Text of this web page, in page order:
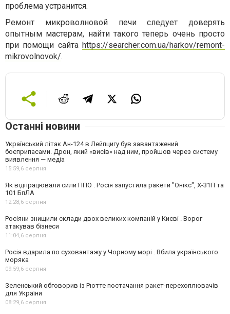
проблема устранится.
Ремонт микроволновой печи следует доверять
опытным мастерам, найти такого теперь очень просто
при помощи сайта https://searcher.com.ua/harkov/remont-
mikrovolnovok/.
Останні новини
Український літак Ан-124 в Лейпцигу був завантажений
боєприпасами. Дрон, який «висів» над ним, пройшов через систему
виявлення — медіа
15:59,6 серпня
Як відпрацювали сили ППО . Росія запустила ракети "Онікс", Х-31П та
101 БпЛА
12:28,6 серпня
Росіяни знищили склади двох великих компаній у Києві . Ворог
атакував бізнеси
11:04,6 серпня
Росія вдарила по суховантажу у Чорному морі . Вбила українського
моряка
09:59,6 серпня
Зеленський обговорив із Рютте постачання ракет-перехоплювачів
для України
08:29,6 серпня